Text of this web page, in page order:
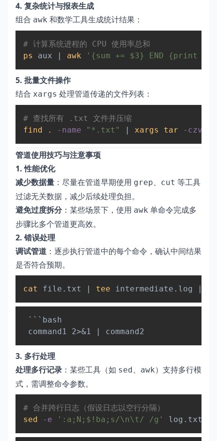
4. 复杂统计与报表生成
组合 awk 和数学工具生成统计结果：
# 计算系统进程的 CPU 使用率总和
ps
aux | awk '{sum += $3} END {print
5. 批量文件操作
结合 xargs 处理管道传递的文件列表：
# 查找所有 .txt 文件并压缩
find
. -name "*.txt" | xargs tar -czvf
管道使用技巧与注意事项
1. 性能优化
减少数据量 ：尽量在管道早期使用 grep、 cut 等工具
过滤无关数据，减少后续处理负担。
避免过度拆分：某些场景下，使用 awk 单命令完成多
步骤比多个管道更高效。
2. 错误处理
调试管道 ：逐步执行管道中的每个命令，确认中间结果
是否符合预期。
cat file.txt | tee intermediate.log |
Copy
```bash
3. 多行处理
处理多行记录 ：某些工具（如 sed、 awk）支持多行模
式，需调整命令参数。
# 合并跨行日志（假设日志以空行分隔）
sed
-e ':a;N;$!ba;s/\n\t/ /g' log.txt